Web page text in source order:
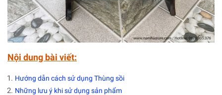
Nội dung bài viết:
Hướng dẫn cách sử dụng Thùng sồi
Những lưu ý khi sử dụng sản phẩm